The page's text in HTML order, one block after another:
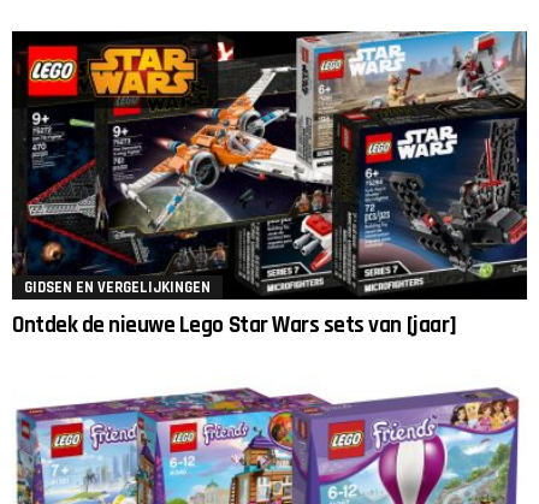
GIDSEN EN VERGELIJKINGEN
Ontdek de nieuwe Lego Star Wars sets van [jaar]